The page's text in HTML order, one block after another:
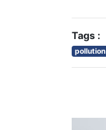
Tags :
pollution